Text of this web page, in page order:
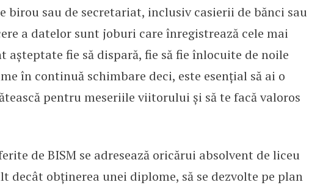
birou sau de secretariat, inclusiv casierii de bănci sau
a datelor sunt joburi care înregistrează cele mai
așteptate fie să dispară, fie să fie înlocuite de noile
în continuă schimbare deci, este esențial să ai o
pentru meseriile viitorului și să te facă valoros
de BISM se adresează oricărui absolvent de liceu
decât obținerea unei diplome, să se dezvolte pe plan